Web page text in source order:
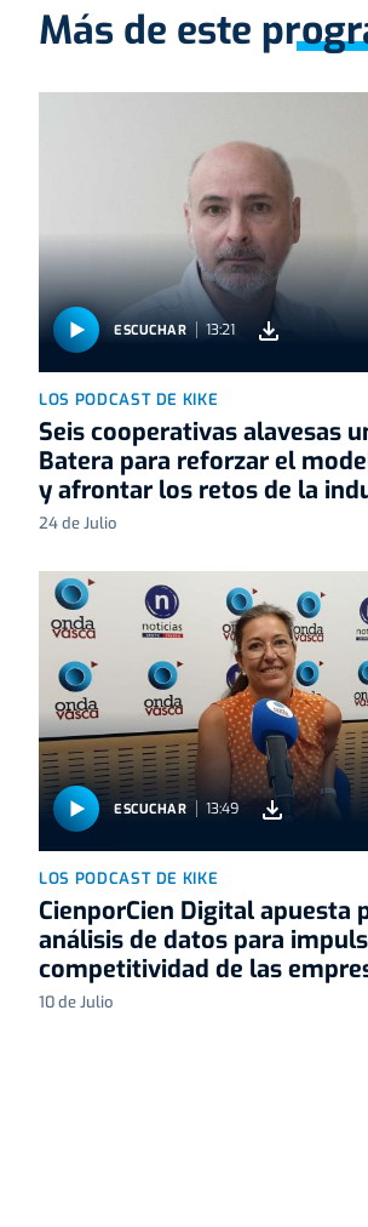
Más de este
ESCUCHAR 13:21
LOS PODCAST DE KIKE
Seis cooperativas alavesas
Batera para reforzar el
y afrontar los retos de la
24 de Julio
ESCUCHAR 13:49
LOS PODCAST DE KIKE
CienporCien Digital apuesta
análisis de datos para
competitividad de las
10 de Julio